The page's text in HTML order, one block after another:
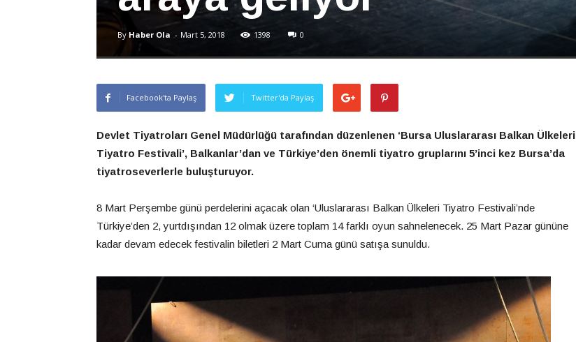
ByHaber Ola - Mart 5, 2018 1398 0
Facebook'ta Paylaş Twitter'da Paylaş
Devlet Tiyatroları Genel Müdürlüğü tarafından düzenlenen ‘Bursa Uluslararası Balkan Ülkeleri
Tiyatro Festivali’, Balkanlar’dan ve Türkiye’den önemli tiyatro gruplarını 5’inci kez Bursa’da
tiyatroseverlerle buluşturuyor.
8 Mart Perşembe günü perdelerini açacak olan ‘Uluslararası Balkan Ülkeleri Tiyatro Festivali’nde
Türkiye’den 2, yurtdışından 12 olmak üzere toplam 14 farklı oyun sahnelenecek. 25 Mart Pazar gününe
kadar devam edecek festivalin biletleri 2 Mart Cuma günü satışa sunuldu.